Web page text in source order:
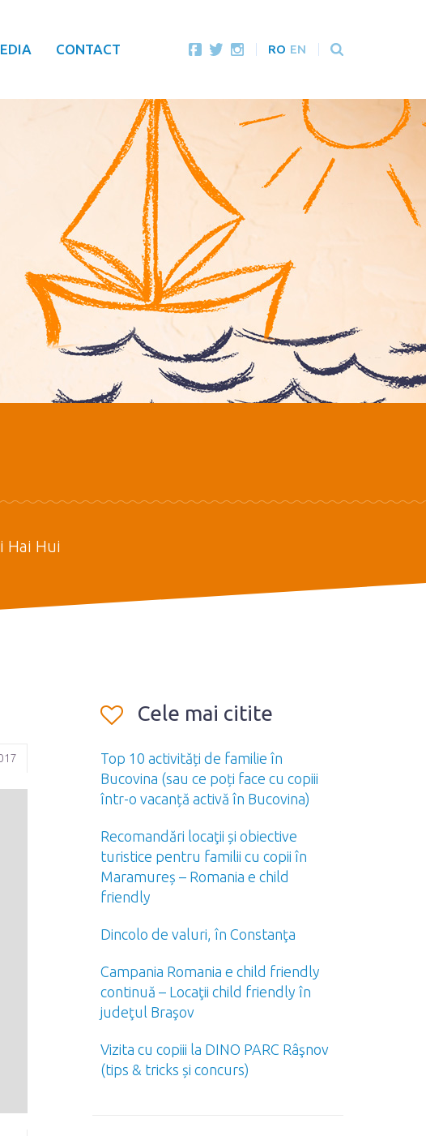
CONTACT RO EN
Hai Hui
Cele mai citite
Top 10 activități de familie în
Bucovina (sau ce poți face cu copiii
într-o vacanță activă în Bucovina)
Recomandări locaţii și obiective
turistice pentru familii cu copii în
Maramureș – Romania e child
friendly
Dincolo de valuri, în Constanţa
Campania Romania e child friendly
continuă – Locaţii child friendly în
judeţul Braşov
Vizita cu copiii la DINO PARC Râşnov
(tips & tricks și concurs)